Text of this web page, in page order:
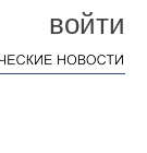
войти